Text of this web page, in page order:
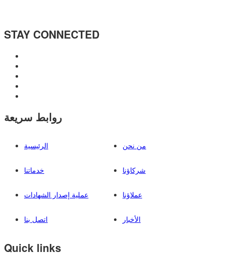
STAY CONNECTED
روابط سريعة
الرئيسية من نحن
خدماتنا شركاؤنا
عملية إصدار الشهادات عملاؤنا
اتصل بنا الأخبار
Quick links